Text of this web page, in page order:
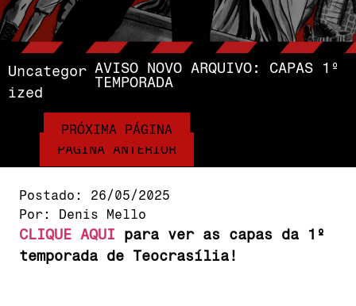
Uncategor
Ized
AVISO NOVO ARQUIVO: CAPAS 1º
TEMPORADA
PÁGINA ANTERIOR
PRÓXIMA PÁGINA
Postado:
26/05/2025
Por:
Denis Mello
CLIQUE AQUI para ver as capas da 1º
temporada de Teocrasília!